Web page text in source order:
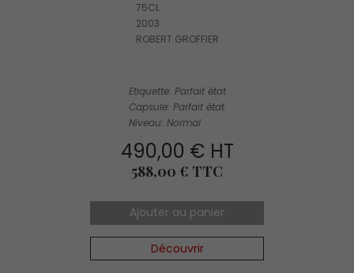
75CL
2003
ROBERT GROFFIER
Etiquette: Parfait état
Capsule: Parfait état
Niveau: Normal
490,00 € HT
Prix
588,00 € TTC
Ajouter au panier
Découvrir